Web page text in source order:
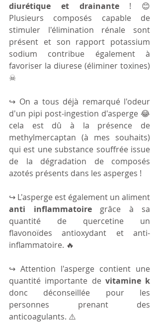
diurétique et drainante ! 😊
Plusieurs composés capable de
stimuler l'élimination rénale sont
présent et son rapport potassium
sodium contribue également à
favoriser la diurese (éliminer toxines)
☠
↪ On a tous déjà remarqué l'odeur
d'un pipi post-ingestion d'asperge 😂
cela est dû à la présence de
methylmercaptan (à mes souhaits)
qui est une substance souffrée issue
de la dégradation de composés
azotés présents dans les asperges !
anti inflammatoire grâce à sa
quantité de quercetine un
flavonoïdes antioxydant et anti-
inflammatoire. 🔥
↪ Attention l'asperge contient une
quantité importante de
donc déconseillée pour les
personnes prenant des
anticoagulants. ⚠️